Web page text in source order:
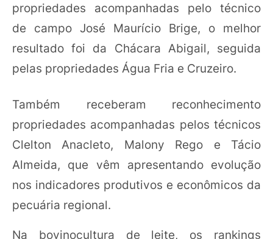
propriedades acompanhadas pelo técnico
de campo José Maurício Brige, o melhor
resultado foi da Chácara Abigail, seguida
pelas propriedades Água Fria e Cruzeiro.
Também receberam reconhecimento
propriedades acompanhadas pelos técnicos
Clelton Anacleto, Malony Rego e Tácio
Almeida, que vêm apresentando evolução
nos indicadores produtivos e econômicos da
pecuária regional.
Na bovinocultura de leite, os rankings